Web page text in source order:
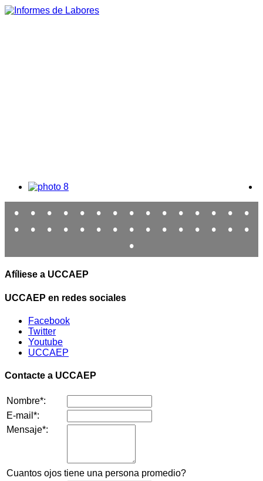
• • • • • • • • • • • • • •
•
•
• • • • • • • • • • • • •
•
•
Afíliese a UCCAEP
UCCAEP en redes sociales
Facebook
Twitter
Youtube
UCCAEP
Contacte a UCCAEP
Nombre*:
E-mail*:
Mensaje*:
Cuantos ojos tiene una persona promedio?